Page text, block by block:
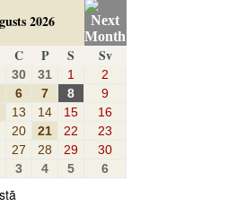
2026
C P S Sv
30 31 1
2
6 7 8
9
13 14 15
16
20 21 22
23
27 28 29
30
3 4 5 6